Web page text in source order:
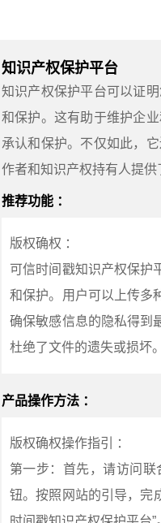
知识产权保护平台
知识产权保护平台可以证
和保护。这有助于维护企
承认和保护。不仅如此，
作者和知识产权持有人提供
推荐功能 ：
版权确权 ：
可信时间戳知识产权保护
和保护。用户可以上传多
确保敏感信息的隐私得到
杜绝了文件的遗失或损坏
产品操作方法 ：
版权确权操作指引 ：
第一步：首先，请访问
钮。按照网站的引导，完